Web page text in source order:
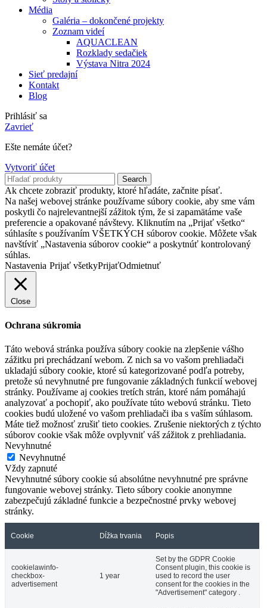
Média
Galéria – dokončené projekty
Zoznam videí
AQUACLEAN
Rozklady sedačiek
Výstava Nitra 2024
Sieť predajní
Kontakt
Blog
Prihlásiť sa
Zavrieť
Ešte nemáte účet?
Vytvoriť účet
Search
Ak chcete zobraziť produkty, ktoré hľadáte, začnite písať.
Na našej webovej stránke používame súbory cookie, aby sme vám
poskytli čo najrelevantnejší zážitok tým, že si zapamätáme vaše
preferencie a opakované návštevy. Kliknutím na „Prijať všetko“
súhlasíte s používaním VŠETKÝCH súborov cookie. Môžete však
navštíviť „Nastavenia súborov cookie“ a poskytnúť kontrolovaný
súhlas.
Nastavenia Prijať všetkyPrijaťOdmietnuť
Close
Ochrana súkromia
Táto webová stránka používa súbory cookie na zlepšenie vášho
zážitku pri prechádzaní webom. Z nich sa vo vašom prehliadači
ukladajú súbory cookie, ktoré sú kategorizované podľa potreby,
pretože sú nevyhnutné pre fungovanie základných funkcií webovej
stránky. Používame aj cookies tretích strán, ktoré nám pomáhajú
analyzovať a pochopiť, ako používate túto webovú stránku. Tieto
cookies budú uložené vo vašom prehliadači iba s vaším súhlasom.
Máte tiež možnosť zrušiť tieto cookies. Zrušenie niektorých z týchto
súborov cookie však môže ovplyvniť váš zážitok z prehliadania.
Nevyhnutné
Nevyhnutné
Vždy zapnuté
Nevyhnutné súbory cookie sú absolútne nevyhnutné pre správne
fungovanie webovej stránky. Tieto súbory cookie anonymne
zabezpečujú základné funkcie a bezpečnostné prvky webovej
stránky.
Cookie Dĺžka trvania Popis
cookielawinfo-
checkbox-
advertisement
1 year
Set by the GDPR Cookie
Consent plugin, this cookie is
used to record the user
consent for the cookies in the
"Advertisement" category .